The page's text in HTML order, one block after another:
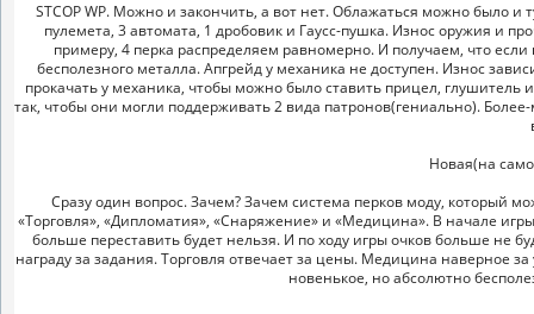
STCOP WP. Можно и закончить, а вот нет. Облажаться можно было и
пулемета, 3 автомата, 1 дробовик и Гаусс-пушка. Износ оружия и
примеру, 4 перка распределяем равномерно. И получаем, что
бесполезного металла. Апгрейд у механика не доступен. Износ
прокачать у механика, чтобы можно было ставить прицел, глушитель
так, чтобы они могли поддерживать 2 вида патронов(гениально).
Новая(на
Сразу один вопрос. Зачем? Зачем система перков моду, который
«Торговля», «Дипломатия», «Снаряжение» и «Медицина». В начале
больше переставить будет нельзя. И по ходу игры очков больше не
награду за задания. Торговля отвечает за цены. Медицина наверное
новенькое, но абсолютно